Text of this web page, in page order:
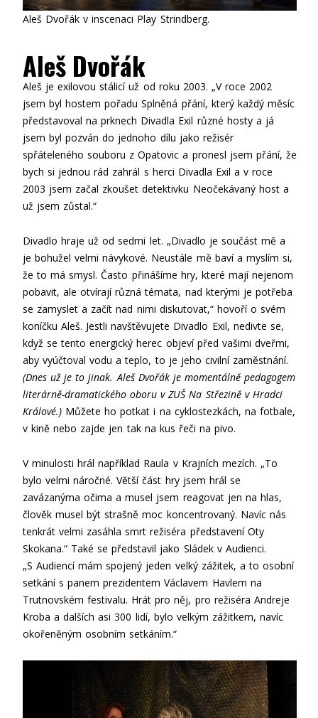
Aleš Dvořák v inscenaci Play Strindberg.
Aleš Dvořák
Aleš je exilovou stálicí už od roku 2003. „V roce 2002
jsem byl hostem pořadu Splněná přání, který každý měsíc
představoval na prknech Divadla Exil různé hosty a já
jsem byl pozván do jednoho dílu jako režisér
spřáteleného souboru z Opatovic a pronesl jsem přání, že
bych si jednou rád zahrál s herci Divadla Exil a v roce
2003 jsem začal zkoušet detektivku Neočekávaný host a
už jsem zůstal.“
Divadlo hraje už od sedmi let. „Divadlo je součást mě a
je bohužel velmi návykové. Neustále mě baví a myslím si,
že to má smysl. Často přinášíme hry, které mají nejenom
pobavit, ale otvírají různá témata, nad kterými je potřeba
se zamyslet a začít nad nimi diskutovat,“ hovoří o svém
koníčku Aleš. Jestli navštěvujete Divadlo Exil, nedivte se,
když se tento energický herec objeví před vašimi dveřmi,
aby vyúčtoval vodu a teplo, to je jeho civilní zaměstnání.
(Dnes už je to jinak. Aleš Dvořák je momentálně pedagogem
literárně-dramatického oboru v ZUŠ Na Střezině v Hradci
Králové.) Můžete ho potkat i na cyklostezkách, na fotbale,
v kině nebo zajde jen tak na kus řeči na pivo.
V minulosti hrál například Raula v Krajních mezích. „To
bylo velmi náročné. Větší část hry jsem hrál se
zavázanýma očima a musel jsem reagovat jen na hlas,
člověk musel být strašně moc koncentrovaný. Navíc nás
tenkrát velmi zasáhla smrt režiséra představení Oty
Skokana.“ Také se představil jako Sládek v Audienci.
„S Audiencí mám spojený jeden velký zážitek, a to osobní
setkání s panem prezidentem Václavem Havlem na
Trutnovském festivalu. Hrát pro něj, pro režiséra Andreje
Kroba a dalších asi 300 lidí, bylo velkým zážitkem, navíc
okořeněným osobním setkáním.“